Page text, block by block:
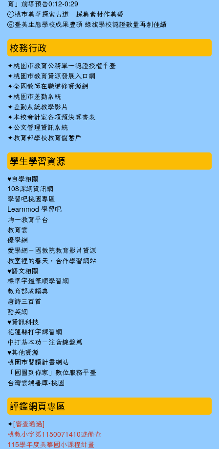
育」前導預告0:12-0:29
④桃市美華探索古道 採集素材作美勞
⑤臺美生態學校成果豐碩 綠旗學校認證數量再創佳績
校務行政
✦桃園市教育公務單一認證授權平臺
✦桃園市教育資源發展入口網
✦全國教師在職進修資源網
✦桃園市差勤系統
✦ 差勤系統教學影片
✦本校會計室各項預決算書表
✦公文管理資訊系統
✦教育部學校教育儲蓄戶
學生學習資源
♥自學相關
108課綱資訊網
學習吧桃園專區
Learnmod 學習吧
均一教育平台
教育雲
優學網
愛學網－國教院教育影片資源
教室裡的春天，合作學習網站
♥語文相關
標準字體筆順學習網
教育部成語典
唐詩三百首
酷英網
♥資訊科技
花蓮縣打字練習網
中打基本功－注音鍵盤篇
♥其他資源
桃園市閱讀計畫網站
「國圖到你家」數位服務平臺
台灣雲端書庫-桃園
::: 評鑑網頁專區
✦ [審查通過]
桃教小字第1150071410號備查
115學年度美華國小課程計畫